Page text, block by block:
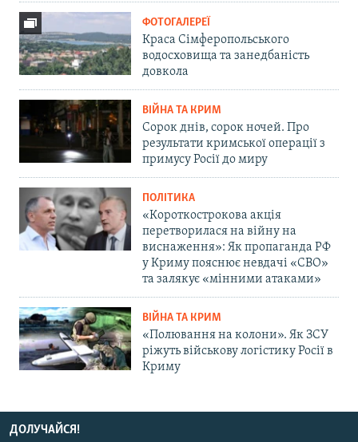
ФОТОГАЛЕРЕЇ
Краса Сімферопольського
водосховища та занедбаність
довкола
ВІЙНА ТА КРИМ
Сорок днів, сорок ночей. Про
результати кримської операції з
примусу Росії до миру
ПОЛІТИКА
«Короткострокова акція
перетворилася на війну на
виснаження»: Як пропаганда РФ
у Криму пояснює невдачі «СВО»
та залякує «мінними атаками»
ВІЙНА ТА КРИМ
«Полювання на колони». Як ЗСУ
ріжуть військову логістику Росії в
Криму
ДОЛУЧАЙСЯ!